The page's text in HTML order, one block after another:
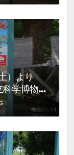
）より
学博物館
上野公